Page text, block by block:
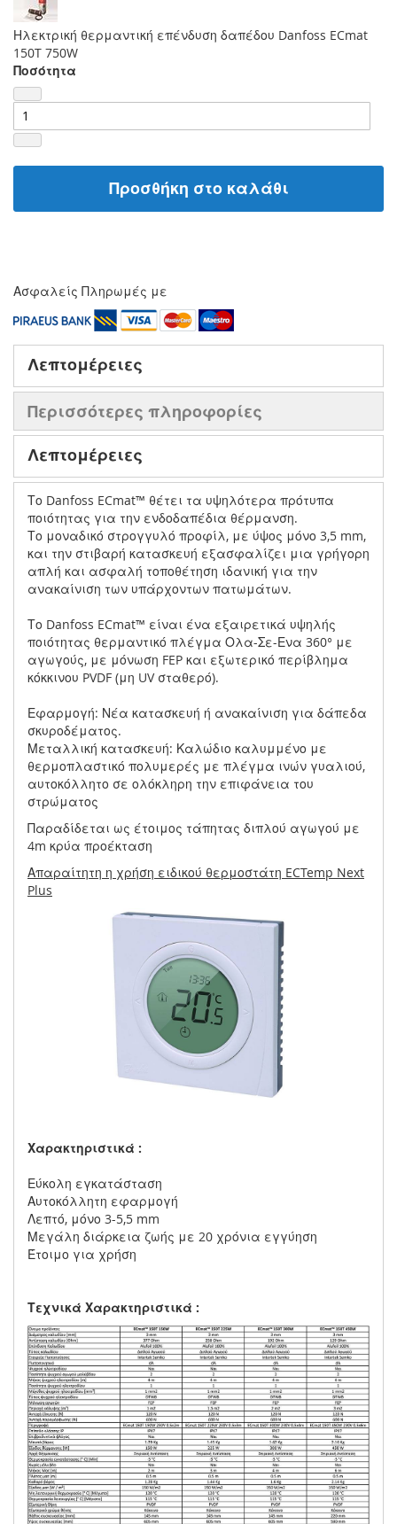
Ηλεκτρική θερμαντική επένδυση δαπέδου Danfoss ECmat
150T 750W
Ποσότητα
Προσθήκη στο καλάθι
Ασφαλείς Πληρωμές με
Λεπτομέρειες
Περισσότερες πληροφορίες
Λεπτομέρειες
Το Danfoss ECmat™ θέτει τα υψηλότερα πρότυπα
ποιότητας για την ενδοδαπέδια θέρμανση.
Το μοναδικό στρογγυλό προφίλ, με ύψος μόνο 3,5 mm,
και την στιβαρή κατασκευή εξασφαλίζει μια γρήγορη
απλή και ασφαλή τοποθέτηση ιδανική για την
ανακαίνιση των υπάρχοντων πατωμάτων.
Το Danfoss ECmat™ είναι ένα εξαιρετικά υψηλής
ποιότητας θερμαντικό πλέγμα Ολα-Σε-Ενα 360​​° με
αγωγούς, με μόνωση FEP και εξωτερικό περίβλημα
κόκκινου PVDF (μη UV σταθερό).
Εφαρμογή: Νέα κατασκευή ή ανακαίνιση για δάπεδα
σκυροδέματος.
Μεταλλική κατασκευή: Καλώδιο καλυμμένο με
θερμοπλαστικό πολυμερές με πλέγμα ινών γυαλιού,
αυτοκόλλητο σε ολόκληρη την επιφάνεια του
στρώματος
Παραδίδεται ως έτοιμος τάπητας διπλού αγωγού με
4m κρύα προέκταση
Απαραίτητη η χρήση ειδικού θερμοστάτη ECTemp Next
Plus
Χαρακτηριστικά :
Εύκολη εγκατάσταση
Αυτοκόλλητη εφαρμογή
Λεπτό, μόνο 3-5,5 mm
Μεγάλη διάρκεια ζωής με 20 χρόνια εγγύηση
Έτοιμο για χρήση
Τεχνικά Χαρακτηριστικά :